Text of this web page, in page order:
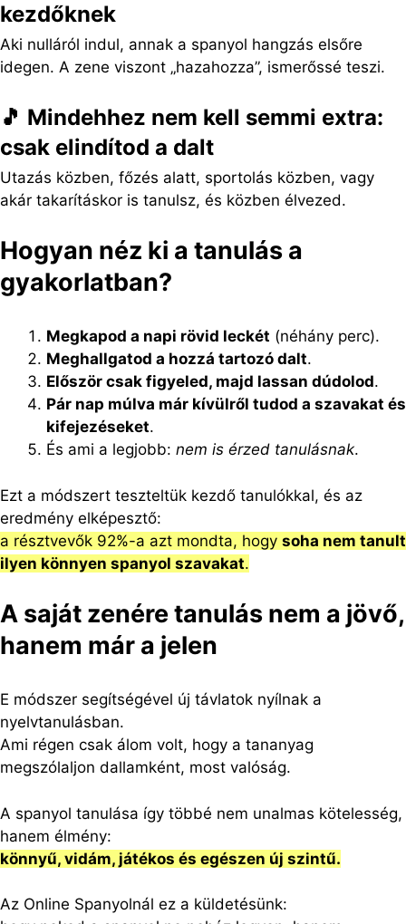
kezdőknek
Aki nulláról indul, annak a spanyol hangzás elsőre
idegen. A zene viszont „hazahozza”, ismerőssé teszi.
🎵 Mindehhez nem kell semmi extra:
csak elindítod a dalt
Utazás közben, főzés alatt, sportolás közben, vagy
akár takarításkor is tanulsz, és közben élvezed.
Hogyan néz ki a tanulás a
gyakorlatban?
Megkapod a napi rövid leckét (néhány perc).
Meghallgatod a hozzá tartozó dalt.
Először csak figyeled, majd lassan dúdolod.
Pár nap múlva már kívülről tudod a szavakat és
kifejezéseket.
És ami a legjobb: nem is érzed tanulásnak.
Ezt a módszert teszteltük kezdő tanulókkal, és az
eredmény elképesztő:
a résztvevők 92%-a azt mondta, hogy soha nem tanult
ilyen könnyen spanyol szavakat.
A saját zenére tanulás nem a jövő,
hanem már a jelen
E módszer segítségével új távlatok nyílnak a
nyelvtanulásban.
Ami régen csak álom volt, hogy a tananyag
megszólaljon dallamként, most valóság.
A spanyol tanulása így többé nem unalmas kötelesség,
hanem élmény:
könnyű, vidám, játékos és egészen új szintű.
Az Online Spanyolnál ez a küldetésünk: